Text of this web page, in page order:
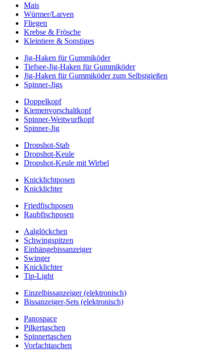
Mais
Würmer/Larven
Fliegen
Krebse & Frösche
Kleintiere & Sonstiges
Jig-Haken für Gummiköder
Tiefsee-Jig-Haken für Gummiköder
Jig-Haken für Gummiköder zum Selbstgießen
Spinner-Jigs
Doppelkopf
Kiemenvorschaltkopf
Spinner-Weitwurfkopf
Spinner-Jig
Dropshot-Stab
Dropshot-Keule
Dropshot-Keule mit Wirbel
Knicklichtposen
Knicklichter
Friedfischposen
Raubfischposen
Aalglöckchen
Schwingspitzen
Einhängebissanzeiger
Swinger
Knicklichter
Tip-Light
Einzelbissanzeiger (elektronisch)
Bissanzeiger-Sets (elektronisch)
Panospace
Pilkertaschen
Spinnertaschen
Vorfachtaschen